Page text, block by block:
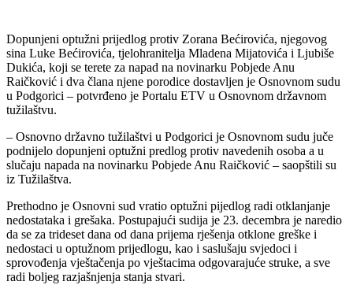
Dopunjeni optužni prijedlog protiv Zorana Bećirovića, njegovog
sina Luke Bećirovića, tjelohranitelja Mladena Mijatovića i Ljubiše
Dukića, koji se terete za napad na novinarku Pobjede Anu
Raičković i dva člana njene porodice dostavljen je Osnovnom sudu
u Podgorici – potvrđeno je Portalu ETV u Osnovnom državnom
tužilaštvu.
– Osnovno državno tužilaštvi u Podgorici je Osnovnom sudu juče
podnijelo dopunjeni optužni predlog protiv navedenih osoba a u
slučaju napada na novinarku Pobjede Anu Raičković – saopštili su
iz Tužilaštva.
Prethodno je Osnovni sud vratio optužni pijedlog radi otklanjanje
nedostataka i grešaka. Postupajući sudija je 23. decembra je naredio
da se za trideset dana od dana prijema rješenja otklone greške i
nedostaci u optužnom prijedlogu, kao i saslušaju svjedoci i
sprovođenja vještačenja po vještacima odgovarajuće struke, a sve
radi boljeg razjašnjenja stanja stvari.